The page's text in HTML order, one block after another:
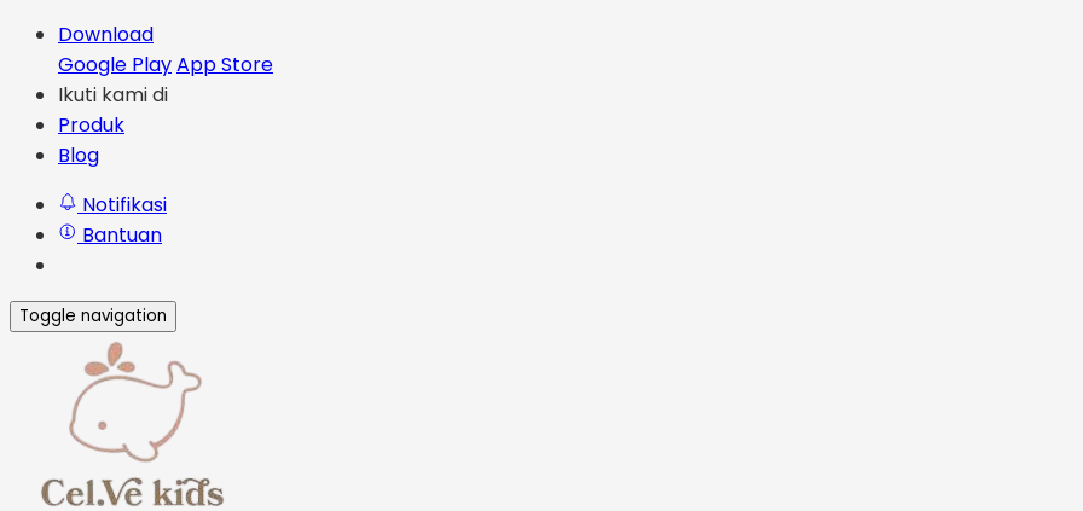
Download
Google PlayApp Store
Ikuti kami di
Produk
Blog
Notifikasi
Bantuan
Toggle navigation